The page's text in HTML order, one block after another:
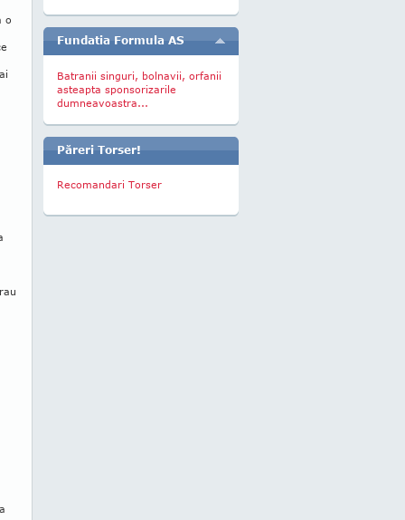
o
Fundatia Formula AS
Batranii singuri, bolnavii, orfanii
asteapta sponsorizarile
dumneavoastra...
Păreri Torser!
Recomandari Torser